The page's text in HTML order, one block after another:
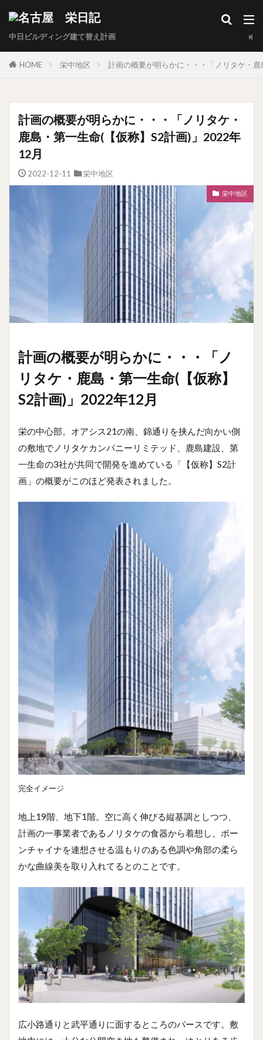
中日ビルディング建て替え計画
HOME 栄中地区 計画の概要が明らかに・・・「ノリタケ・
計画の概要が明らかに・・・「ノリタケ・
鹿島・第一生命(【仮称】S2計画)」2022年
12月
2022-12-11 栄中地区
栄中地区
計画の概要が明らかに・・・「ノ
リタケ・鹿島・第一生命(【仮称】
S2計画)」2022年12月
栄の中心部。オアシス21の南、錦通りを挟んだ向かい側
の敷地でノリタケカンパニーリミテッド、鹿島建設、第
一生命の3社が共同で開発を進めている「【仮称】S2計
画」の概要がこのほど発表されました。
完全イメージ
地上19階、地下1階。空に高く伸びる縦基調としつつ、
計画の一事業者であるノリタケの食器から着想し、ボー
ンチャイナを連想させる温もりのある色調や角部の柔ら
かな曲線美を取り入れてるとのことです。
広小路通りと武平通りに面するところのパースです。敷